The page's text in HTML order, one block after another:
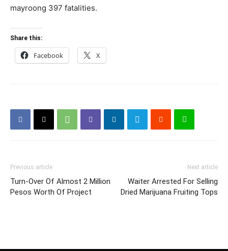
mayroong 397 fatalities.
Share this:
Facebook X
Previous article
Turn-Over Of Almost 2 Million
Pesos Worth Of Project
Next article
Waiter Arrested For Selling
Dried Marijuana Fruiting Tops